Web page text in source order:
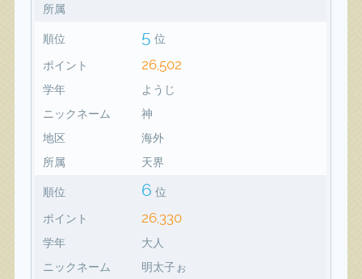
所属
順位 5 位
ポイント 26,502
学年
ようじ
ニックネーム
神
地区
海外
所属
天界
順位 6 位
ポイント 26,330
学年
大人
ニックネーム
明太子ぉ